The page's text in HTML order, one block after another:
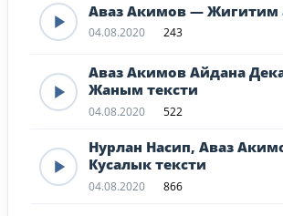
Аваз Акимов — Жигитим
04.08.2020 243
Аваз Акимов Айдана
Жаным тексти
04.08.2020 522
Нурлан Насип, Аваз
Кусалык тексти
04.08.2020 866